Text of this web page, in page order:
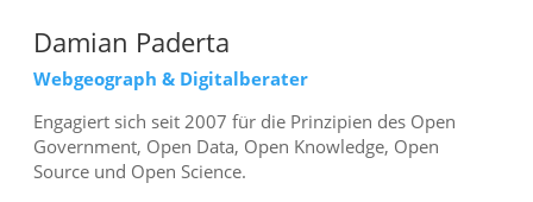
Damian Paderta
Webgeograph & Digitalberater
Engagiert sich seit 2007 für die Prinzipien des Open
Government, Open Data, Open Knowledge, Open
Source und Open Science.